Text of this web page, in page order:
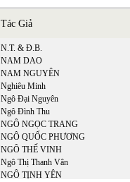
Tác Giả
N.T. & Đ.B.
NAM DAO
NAM NGUYÊN
Nghiêu Minh
Ngô Đại Nguyên
Ngô Đình Thu
NGÔ NGỌC TRANG
NGÔ QUỐC PHƯƠNG
NGÔ THẾ VINH
Ngô Thị Thanh Vân
NGÔ TỊNH YÊN